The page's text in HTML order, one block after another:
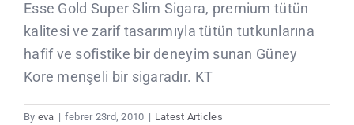
CALENDARI
CLIENTS
Esse Gold Super Slim Sigara, premium tütün
kalitesi ve zarif tasarımıyla tütün tutkunlarına
hafif ve sofistike bir deneyim sunan Güney
Kore menşeli bir sigaradır. KT
By eva | febrer 23rd, 2010 | Latest Articles